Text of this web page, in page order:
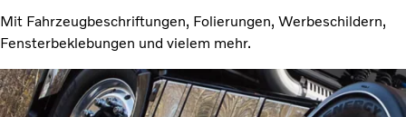
Mit Fahrzeugbeschriftungen, Folierungen, Werbeschildern,
Fensterbeklebungen und vielem mehr.